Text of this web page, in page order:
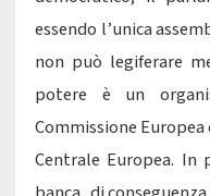
essendo l’unica
non può legiferare
potere è un
Commissione
Centrale Europea. In